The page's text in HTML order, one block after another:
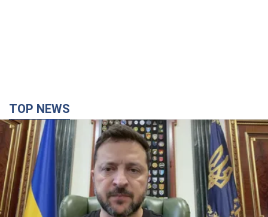
TOP NEWS